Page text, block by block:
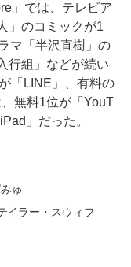
」では、テレビア
」のコミックが1
マ「半沢直樹」の
行組」などが続い
「LINE」、有料の
無料1位が「YouT
」だった。
ゅ
イラー・スウィフ